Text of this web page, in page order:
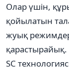
Олар үшін,
қойылатын
жуық
қарастырайық.
SC